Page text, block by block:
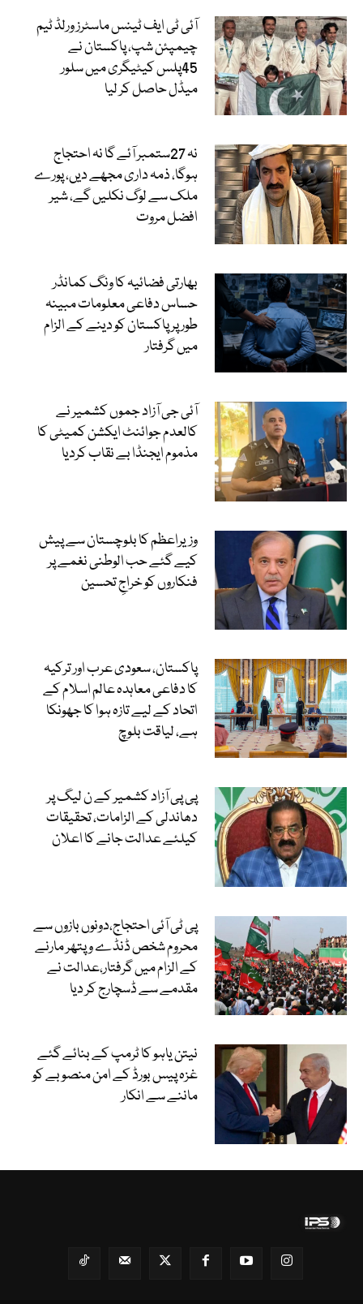
آئی ٹی ایف ٹینس ماسٹرز ورلڈ ٹیم
چیمپئن شپ، پاکستان نے
45پلس کیٹیگری میں سلور
میڈل حاصل کر لیا
نہ 27ستمبر آئے گا نہ احتجاج
ہوگا، ذمہ داری مجھے دیں، پورے
ملک سے لوگ نکلیں گے، شیر
افضل مروت
بھارتی فضائیہ کا ونگ کمانڈر
حساس دفاعی معلومات مبینہ
طور پر پاکستان کو دینے کے الزام
میں گرفتار
آئی جی آزاد جموں کشمیر نے
کالعدم جوائنٹ ایکشن کمیٹی کا
مذموم ایجنڈا بے نقاب کردیا
وزیراعظم کا بلوچستان سے پیش
کیے گئے حب الوطنی نغمے پر
فنکاروں کو خراجِ تحسین
پاکستان، سعودی عرب اور ترکیہ
کا دفاعی معاہدہ عالم اسلام کے
اتحاد کے لیے تازہ ہوا کا جھونکا
ہے، لیاقت بلوچ
پی پی آزاد کشمیر کے ن لیگ پر
دھاندلی کے الزامات، تحقیقات
کیلئے عدالت جانے کا اعلان
پی ٹی آئی احتجاج،دونوں بازوں سے
محروم شخص ڈنڈے و پتھر مارنے
کے الزام میں گرفتار،عدالت نے
مقدمے سے ڈسچارج کر دیا
نیتن یاہو کا ٹرمپ کے بنائے گئے
غزہ پیس بورڈ کے امن منصوبے کو
ماننے سے انکار